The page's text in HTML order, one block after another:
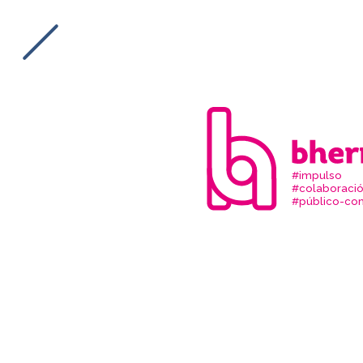
#impulso
#público-